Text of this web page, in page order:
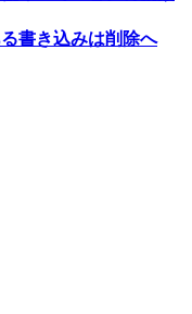
書き込みは削除へ